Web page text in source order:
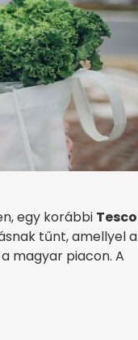
egy korábbi Tesco
tűnt, amellyel a
magyar piacon. A